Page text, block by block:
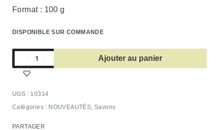
Format : 100 g
DISPONIBLE SUR COMMANDE
Ajouter au panier
10314
Catégories : NOUVEAUTÉS ,Savons
PARTAGER